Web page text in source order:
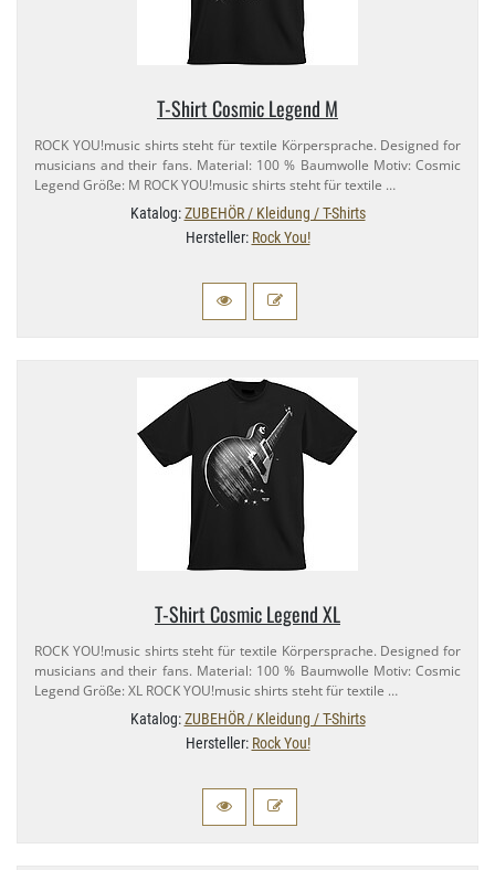
T-​Shirt Cosmic Legend M
ROCK YOU!music shirts steht für textile Körpersprache. Designed for
musicians and their fans. Material: 100 % Baumwolle Motiv: Cosmic
Legend Größe: M ROCK YOU!music shirts steht für textile …
Katalog:ZUBEHÖR / Kleidung / T-Shirts
Hersteller: Rock You!
T-​Shirt Cosmic Legend XL
ROCK YOU!music shirts steht für textile Körpersprache. Designed for
musicians and their fans. Material: 100 % Baumwolle Motiv: Cosmic
Legend Größe: XL ROCK YOU!music shirts steht für textile …
Katalog:ZUBEHÖR / Kleidung / T-Shirts
Hersteller: Rock You!